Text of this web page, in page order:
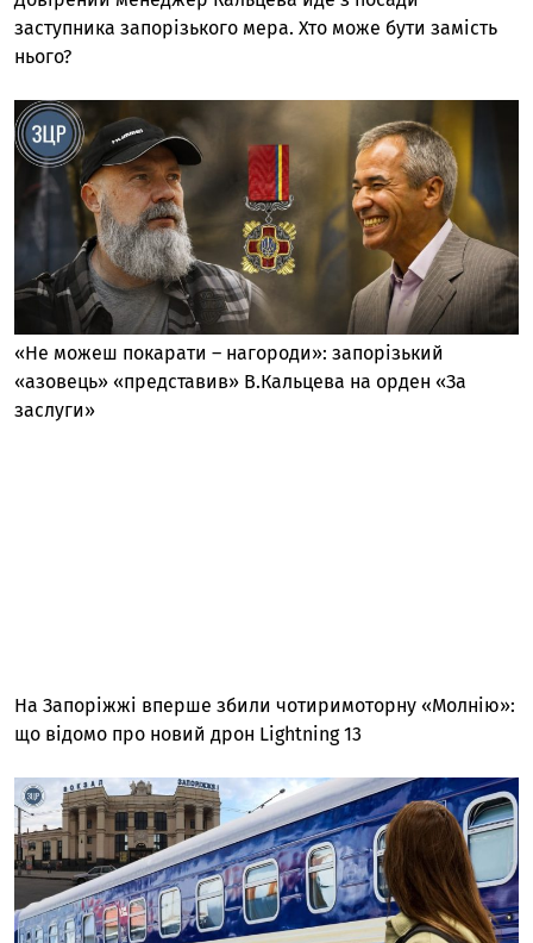
заступника запорізького мера. Хто може бути замість
нього?
«Не можеш покарати – нагороди»: запорізький
«азовець» «представив» В.Кальцева на орден «За
заслуги»
На Запоріжжі вперше збили чотиримоторну «Молнію»:
що відомо про новий дрон Lightning 13